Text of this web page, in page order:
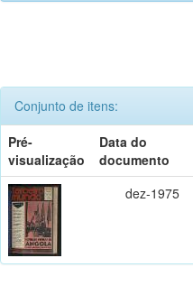
Conjunto de itens:
Pré-
visualização
Data do
documento
dez-1975